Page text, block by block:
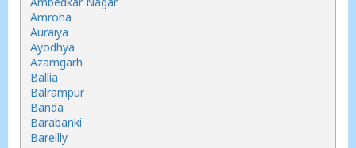
Amroha
Auraiya
Ayodhya
Azamgarh
Ballia
Balrampur
Banda
Barabanki
Bareilly